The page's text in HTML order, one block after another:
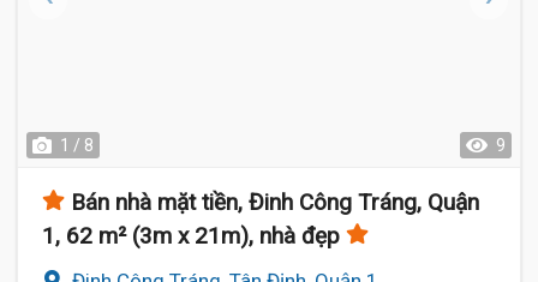
1 / 8 9
Bán nhà mặt tiền, Đinh Công Tráng, Quận
1, 62 m² (3m x 21m), nhà đẹp